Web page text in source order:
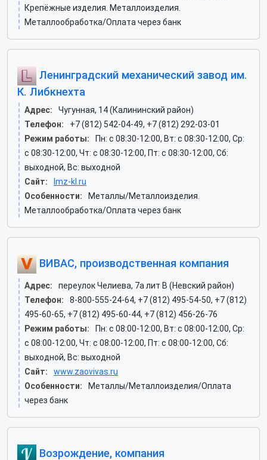
Крепёжные изделия. Металлоизделия.
Металлообработка/Оплата через банк
Ленинградский механический завод им.
К. Либкнехта
Адрес:
Чугунная, 14 (Калининский район)
Телефон:
+7 (812) 542-04-49, +7 (812) 292-03-01
Режим работы:
Пн: c 08:30-12:00, Вт: c 08:30-12:00, Ср:
c 08:30-12:00, Чт: c 08:30-12:00, Пт: c 08:30-12:00, Сб:
выходной, Вс: выходной
Сайт:
lmz-kl.ru
Особенности:
Металлы/Металлоизделия.
Металлообработка/Оплата через банк
ВИВАС, производственная компания
Адрес:
переулок Челиева, 7а лит В (Невский район)
Телефон:
8-800-555-24-64, +7 (812) 495-54-50, +7 (812)
495-60-65, +7 (812) 495-60-44, +7 (812) 456-26-76
Режим работы:
Пн: c 08:00-12:00, Вт: c 08:00-12:00, Ср:
c 08:00-12:00, Чт: c 08:00-12:00, Пт: c 08:00-12:00, Сб:
выходной, Вс: выходной
Сайт:
www.zaovivas.ru
Особенности:
Металлы/Металлоизделия/Оплата
через банк
Возрождение, компания